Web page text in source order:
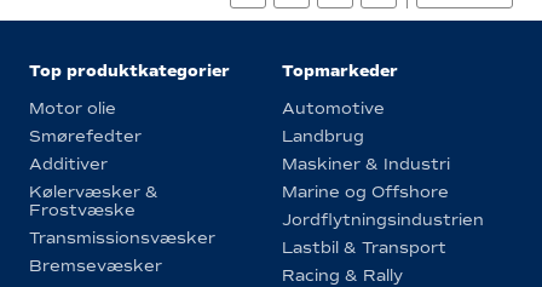
Top produktkategorier
Motor olie
Smørefedter
Additiver
Kølervæsker &
Frostvæske
Transmissionsvæsker
Bremsevæsker
Topmarkeder
Automotive
Landbrug
Maskiner & Industri
Marine og Offshore
Jordflytningsindustrien
Lastbil & Transport
Racing & Rally